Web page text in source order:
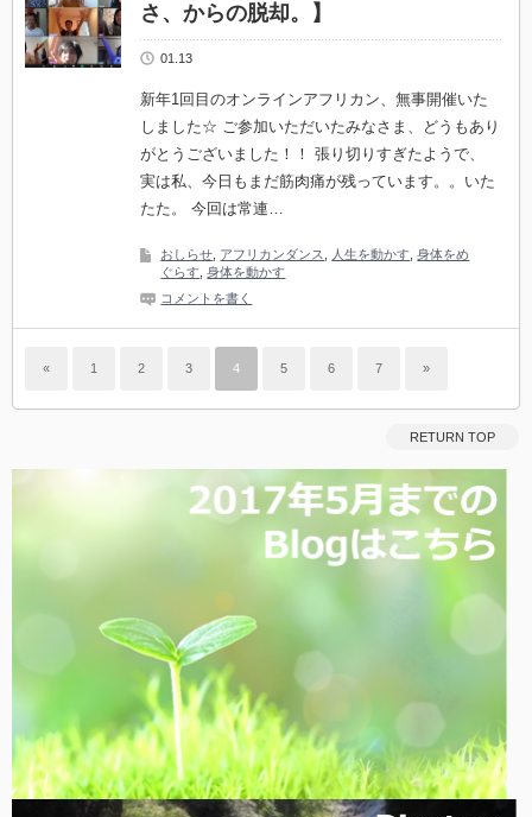
さ、からの脱却。】
01.13
新年1回目のオンラインアフリカン、無事開催いた
しました☆ ご参加いただいたみなさま、どうもあり
がとうございました！！ 張り切りすぎたようで、
実は私、今日もまだ筋肉痛が残っています。。いた
たた。 今回は常連…
おしらせ アフリカンダンス 人生を動かす ,身体をめ
ぐらす ,身体を動かす
コメントを書く
« 1 2 3 4 5 6 7 »
RETURN TOP